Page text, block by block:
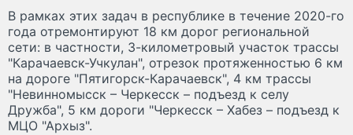
В рамках этих задач в республике в течение 2020-го
года отремонтируют 18 км дорог региональной
сети: в частности, 3-километровый участок трассы
"Карачаевск-Учкулан", отрезок протяженностью 6 км
на дороге "Пятигорск-Карачаевск", 4 км трассы
"Невинномысск – Черкесск – подъезд к селу
Дружба", 5 км дороги "Черкесск – Хабез – подъезд к
МЦО "Архыз".